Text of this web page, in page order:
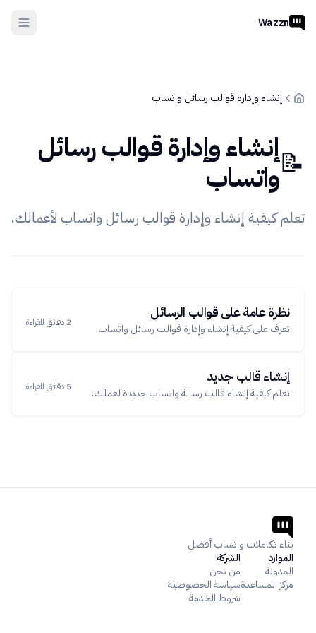
Wazzn
إنشاء وإدارة قوالب رسائل واتساب
📝إنشاء وإدارة قوالب رسائل
واتساب
تعلم كيفية إنشاء وإدارة قوالب رسائل واتساب لأعمالك.
نظرة عامة على قوالب الرسائل
تعرف على كيفية إنشاء وإدارة قوالب رسائل واتساب. 2 دقائق للقراءة
إنشاء قالب جديد
تعلم كيفية إنشاء قالب رسالة واتساب جديدة لعملك. 5 دقائق للقراءة
بناء تكاملات واتساب أفضل
الموارد
المدونة
مركز المساعدة
الشركة
من نحن
سياسة الخصوصية
شروط الخدمة